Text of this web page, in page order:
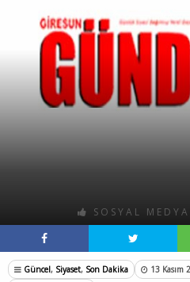
HARUN CİCİ:
SOSYAL
Güncel, Siyaset, Son Dakika 13 Kasım